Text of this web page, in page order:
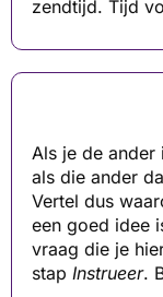
zendtijd. Tijd
Als je de
als die ander
Vertel dus
een goed idee
vraag die je
stap Instrueer.